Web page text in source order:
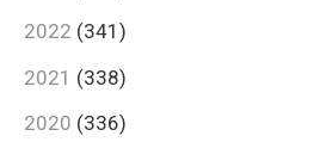
2022 (341)
2021 (338)
2020 (336)